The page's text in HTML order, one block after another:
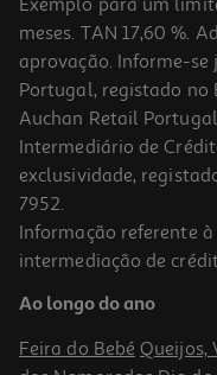
Paté Prisca Alheira
24.33 €/Kg
2,19 €
Exemplo para um
meses. TAN 17,60 %.
aprovação. Informe-se
Portugal, registado no
Auchan Retail
Intermediário de
exclusividade,
7952.
Informação referente
intermediação de
Ao longo do ano
Feira do Bebé Queijos,